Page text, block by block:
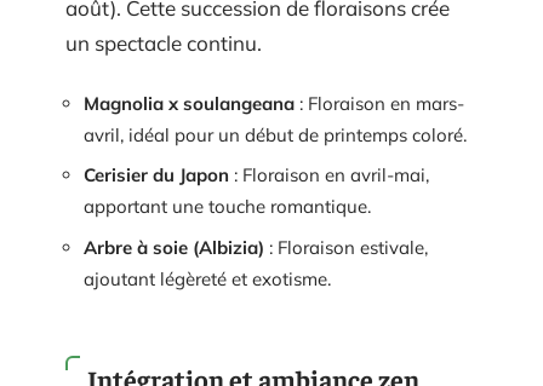
août). Cette succession de floraisons crée
un spectacle continu.
Magnolia x soulangeana : Floraison en mars-
avril, idéal pour un début de printemps coloré.
Cerisier du Japon : Floraison en avril-mai,
apportant une touche romantique.
Arbre à soie (Albizia) : Floraison estivale,
ajoutant légèreté et exotisme.
Intégration et ambiance zen